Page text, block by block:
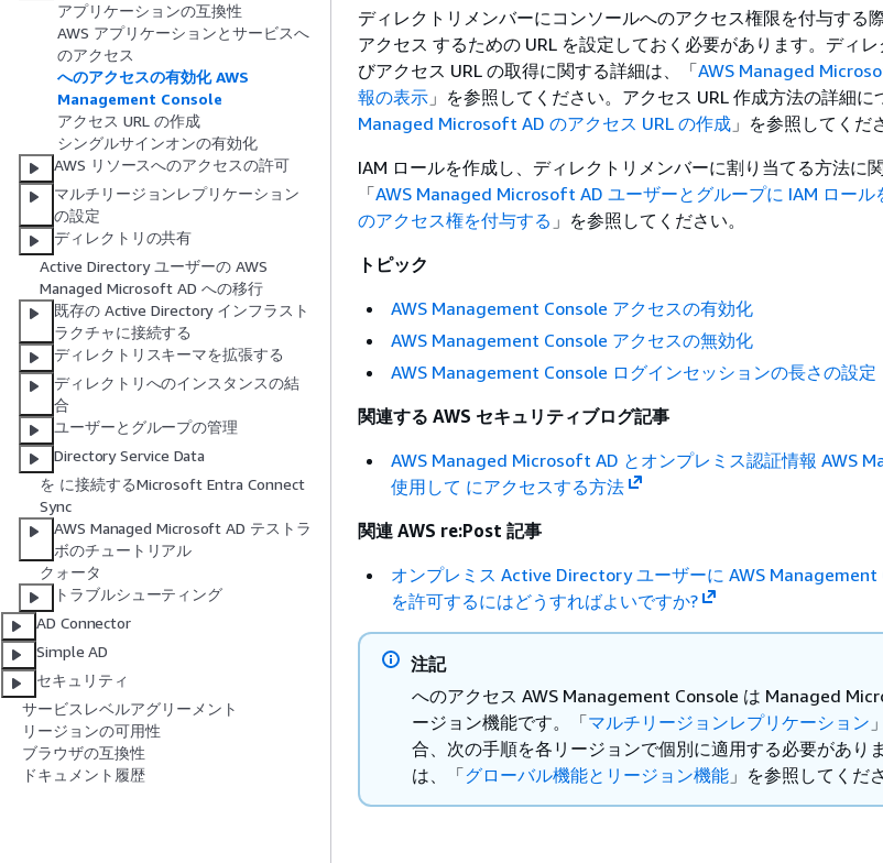
アプリケーションの互換性
AWS アプリケーションとサービスへ
のアクセス
へのアクセスの有効化 AWS
Management Console
アクセス URL の作成
シングルサインオンの有効化
AWS リソースへのアクセスの許可
マルチリージョンレプリケーション
の設定
ディレクトリの共有
Active Directory ユーザーの AWS
Managed Microsoft AD への移行
既存の Active Directory インフラスト
ラクチャに接続する
ディレクトリスキーマを拡張する
ディレクトリへのインスタンスの結
合
ユーザーとグループの管理
Directory Service Data
を に接続するMicrosoft Entra Connect
Sync
AWS Managed Microsoft AD テストラ
ボのチュートリアル
クォータ
トラブルシューティング
AD Connector
Simple AD
セキュリティ
サービスレベルアグリーメント
リージョンの可用性
ブラウザの互換性
ドキュメント履歴
ディレクトリメンバーにコンソールへのアクセス権限を付与する
アクセス するための URL を設定しておく必要があります。ディ
びアクセス URL の取得に関する詳細は、「AWS Managed
報の表示 」を参照してください。アクセス URL 作成方法の詳細に
Managed Microsoft AD のアクセス URL の作成 」を参照してくだ
IAM ロールを作成し、ディレクトリメンバーに割り当てる方法に
「AWS Managed Microsoft AD ユーザーとグループに IAM ロール
のアクセス権を付与する 」を参照してください。
トピック
AWS Management Console アクセスの有効化
AWS Management Console アクセスの無効化
AWS Management Console ログインセッションの長さの設定
関連する AWS セキュリティブログ記事
AWS Managed Microsoft AD とオンプレミス認証情報 AWS
使用して にアクセスする方法
関連 AWS re:Post 記事
オンプレミス Active Directory ユーザーに AWS Management
を許可するにはどうすればよいですか?
注記
へのアクセス AWS Management Console は Managed
ージョン機能です。「マルチリージョンレプリケーション
合、次の手順を各リージョンで個別に適用する必要があり
は、「グローバル機能とリージョン機能 」を参照してくだ